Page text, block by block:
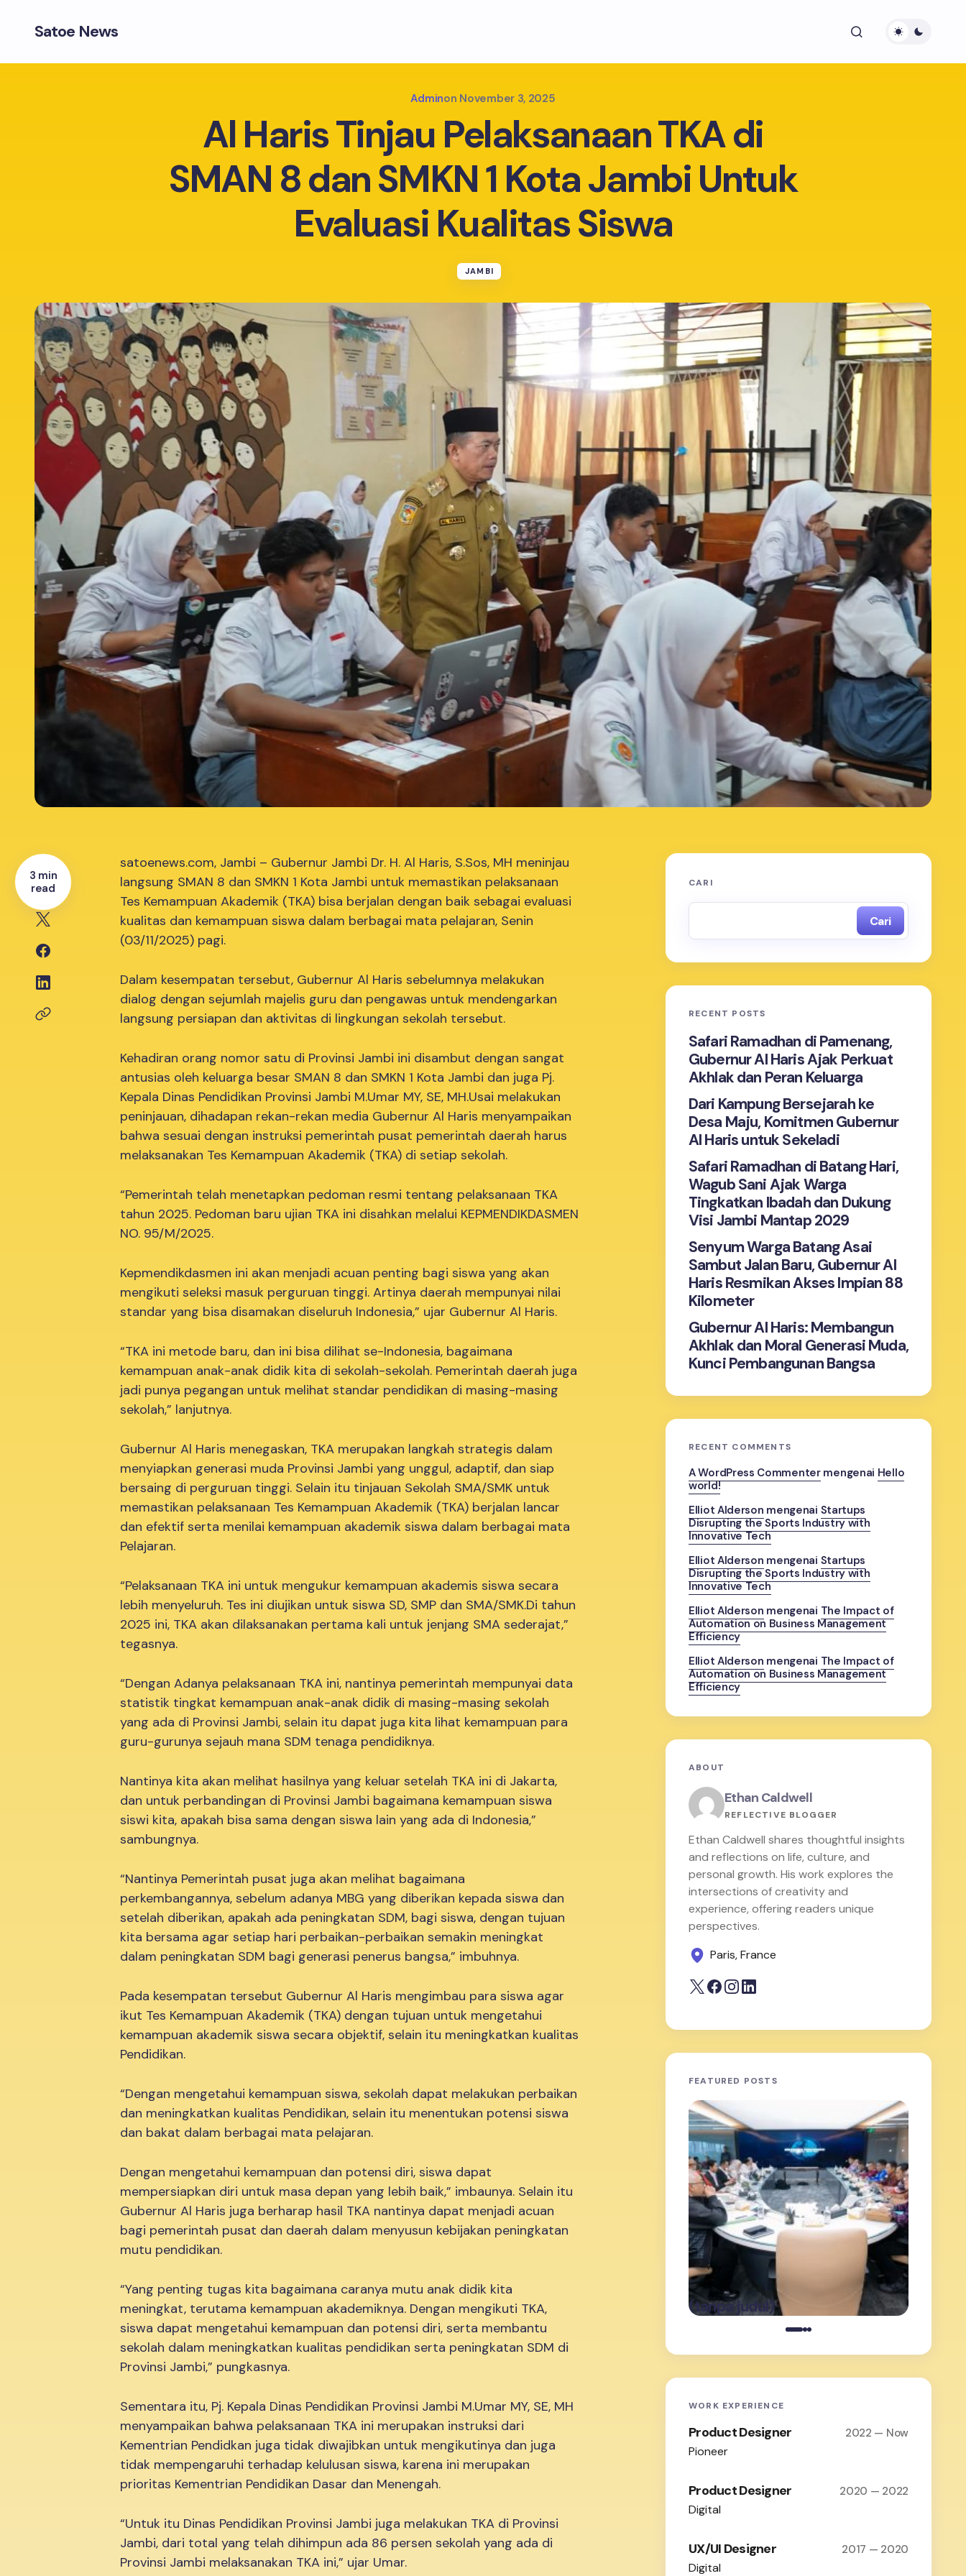
Satoe News
Adminon November 3, 2025
Al Haris Tinjau Pelaksanaan TKA di
SMAN 8 dan SMKN 1 Kota Jambi Untuk
Evaluasi Kualitas Siswa
JAMBI
3 min
read
satoenews.com, Jambi – Gubernur Jambi Dr. H. Al Haris, S.Sos, MH meninjau
langsung SMAN 8 dan SMKN 1 Kota Jambi untuk memastikan pelaksanaan
Tes Kemampuan Akademik (TKA) bisa berjalan dengan baik sebagai evaluasi
kualitas dan kemampuan siswa dalam berbagai mata pelajaran, Senin
(03/11/2025) pagi.
Dalam kesempatan tersebut, Gubernur Al Haris sebelumnya melakukan
dialog dengan sejumlah majelis guru dan pengawas untuk mendengarkan
langsung persiapan dan aktivitas di lingkungan sekolah tersebut.
Kehadiran orang nomor satu di Provinsi Jambi ini disambut dengan sangat
antusias oleh keluarga besar SMAN 8 dan SMKN 1 Kota Jambi dan juga Pj.
Kepala Dinas Pendidikan Provinsi Jambi M.Umar MY, SE, MH.Usai melakukan
peninjauan, dihadapan rekan-rekan media Gubernur Al Haris menyampaikan
bahwa sesuai dengan instruksi pemerintah pusat pemerintah daerah harus
melaksanakan Tes Kemampuan Akademik (TKA) di setiap sekolah.
“Pemerintah telah menetapkan pedoman resmi tentang pelaksanaan TKA
tahun 2025. Pedoman baru ujian TKA ini disahkan melalui KEPMENDIKDASMEN
NO. 95/M/2025.
Kepmendikdasmen ini akan menjadi acuan penting bagi siswa yang akan
mengikuti seleksi masuk perguruan tinggi. Artinya daerah mempunyai nilai
standar yang bisa disamakan diseluruh Indonesia,” ujar Gubernur Al Haris.
“TKA ini metode baru, dan ini bisa dilihat se-Indonesia, bagaimana
kemampuan anak-anak didik kita di sekolah-sekolah. Pemerintah daerah juga
jadi punya pegangan untuk melihat standar pendidikan di masing-masing
sekolah,” lanjutnya.
Gubernur Al Haris menegaskan, TKA merupakan langkah strategis dalam
menyiapkan generasi muda Provinsi Jambi yang unggul, adaptif, dan siap
bersaing di perguruan tinggi. Selain itu tinjauan Sekolah SMA/SMK untuk
memastikan pelaksanaan Tes Kemampuan Akademik (TKA) berjalan lancar
dan efektif serta menilai kemampuan akademik siswa dalam berbagai mata
Pelajaran.
“Pelaksanaan TKA ini untuk mengukur kemampuan akademis siswa secara
lebih menyeluruh. Tes ini diujikan untuk siswa SD, SMP dan SMA/SMK.Di tahun
2025 ini, TKA akan dilaksanakan pertama kali untuk jenjang SMA sederajat,”
tegasnya.
“Dengan Adanya pelaksanaan TKA ini, nantinya pemerintah mempunyai data
statistik tingkat kemampuan anak-anak didik di masing-masing sekolah
yang ada di Provinsi Jambi, selain itu dapat juga kita lihat kemampuan para
guru-gurunya sejauh mana SDM tenaga pendidiknya.
Nantinya kita akan melihat hasilnya yang keluar setelah TKA ini di Jakarta,
dan untuk perbandingan di Provinsi Jambi bagaimana kemampuan siswa
siswi kita, apakah bisa sama dengan siswa lain yang ada di Indonesia,”
sambungnya.
“Nantinya Pemerintah pusat juga akan melihat bagaimana
perkembangannya, sebelum adanya MBG yang diberikan kepada siswa dan
setelah diberikan, apakah ada peningkatan SDM, bagi siswa, dengan tujuan
kita bersama agar setiap hari perbaikan-perbaikan semakin meningkat
dalam peningkatan SDM bagi generasi penerus bangsa,” imbuhnya.
Pada kesempatan tersebut Gubernur Al Haris mengimbau para siswa agar
ikut Tes Kemampuan Akademik (TKA) dengan tujuan untuk mengetahui
kemampuan akademik siswa secara objektif, selain itu meningkatkan kualitas
Pendidikan.
“Dengan mengetahui kemampuan siswa, sekolah dapat melakukan perbaikan
dan meningkatkan kualitas Pendidikan, selain itu menentukan potensi siswa
dan bakat dalam berbagai mata pelajaran.
Dengan mengetahui kemampuan dan potensi diri, siswa dapat
mempersiapkan diri untuk masa depan yang lebih baik,” imbaunya. Selain itu
Gubernur Al Haris juga berharap hasil TKA nantinya dapat menjadi acuan
bagi pemerintah pusat dan daerah dalam menyusun kebijakan peningkatan
mutu pendidikan.
“Yang penting tugas kita bagaimana caranya mutu anak didik kita
meningkat, terutama kemampuan akademiknya. Dengan mengikuti TKA,
siswa dapat mengetahui kemampuan dan potensi diri, serta membantu
sekolah dalam meningkatkan kualitas pendidikan serta peningkatan SDM di
Provinsi Jambi,” pungkasnya.
Sementara itu, Pj. Kepala Dinas Pendidikan Provinsi Jambi M.Umar MY, SE, MH
menyampaikan bahwa pelaksanaan TKA ini merupakan instruksi dari
Kementrian Pendidkan juga tidak diwajibkan untuk mengikutinya dan juga
tidak mempengaruhi terhadap kelulusan siswa, karena ini merupakan
prioritas Kementrian Pendidikan Dasar dan Menengah.
“Untuk itu Dinas Pendidikan Provinsi Jambi juga melakukan TKA di Provinsi
Jambi, dari total yang telah dihimpun ada 86 persen sekolah yang ada di
Provinsi Jambi melaksanakan TKA ini,” ujar Umar.
CARI
Cari
RECENT POSTS
Safari Ramadhan di Pamenang,
Gubernur Al Haris Ajak Perkuat
Akhlak dan Peran Keluarga
Dari Kampung Bersejarah ke
Desa Maju, Komitmen Gubernur
Al Haris untuk Sekeladi
Safari Ramadhan di Batang Hari,
Wagub Sani Ajak Warga
Tingkatkan Ibadah dan Dukung
Visi Jambi Mantap 2029
Senyum Warga Batang Asai
Sambut Jalan Baru, Gubernur Al
Haris Resmikan Akses Impian 88
Kilometer
Gubernur Al Haris: Membangun
Akhlak dan Moral Generasi Muda,
Kunci Pembangunan Bangsa
RECENT COMMENTS
A WordPress Commentermengenai Hello
world!
Elliot Alderson mengenai Startups
Disrupting the Sports Industry with
Innovative Tech
Elliot Alderson mengenai Startups
Disrupting the Sports Industry with
Innovative Tech
Elliot Alderson mengenai The Impact of
Automation on Business Management
Efficiency
Elliot Alderson mengenai The Impact of
Automation on Business Management
Efficiency
ABOUT
Ethan Caldwell
REFLECTIVE BLOGGER
Ethan Caldwell shares thoughtful insights
and reflections on life, culture, and
personal growth. His work explores the
intersections of creativity and
experience, offering readers unique
perspectives.
Paris, France
FEATURED POSTS
(tanpa judul)
oleh Admin
Februari 19,
WORK EXPERIENCE
Product Designer 2022 — Now
Pioneer
Product Designer 2020 — 2022
Digital
UX/UI Designer 2017 — 2020
Digital